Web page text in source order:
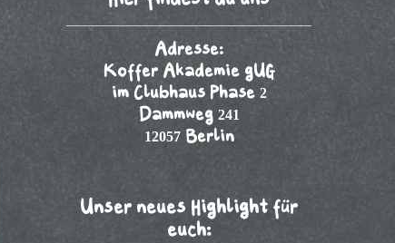
Adresse:
Koffer Akademie gUG
im Clubhaus Phase 2
Dammweg 241
12057 Berlin
Unser neues Highlight für
euch: